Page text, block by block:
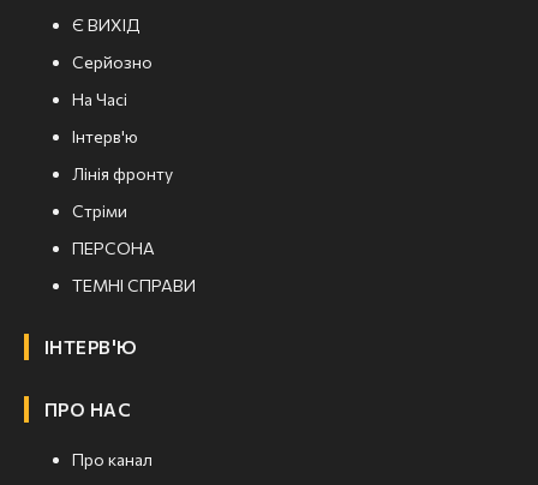
Є ВИХІД
Серйозно
На Часі
Інтерв'ю
Лінія фронту
Стріми
ПЕРСОНА
ТЕМНІ СПРАВИ
ІНТЕРВ'Ю
ПРО НАС
Про канал